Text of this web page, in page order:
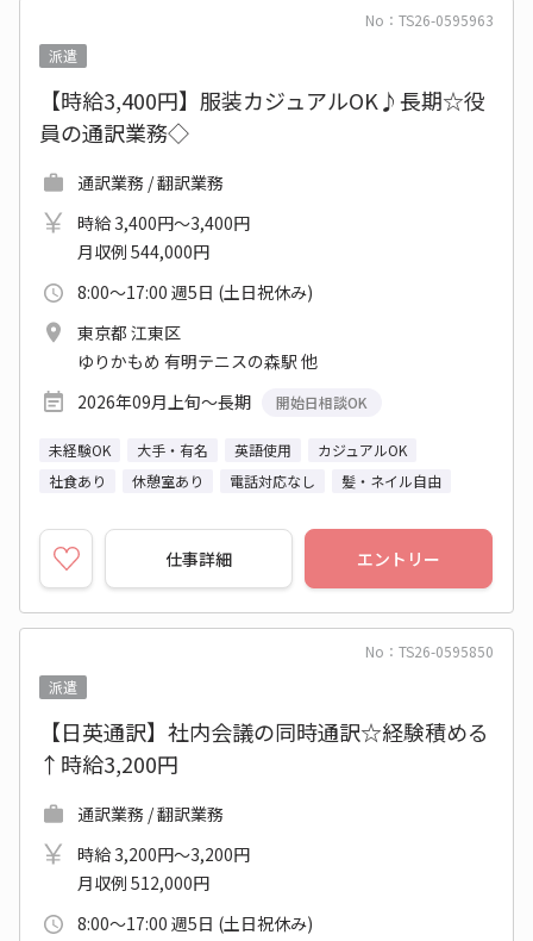
No：TS26-0595963
派遣
【時給3,400円】服装カジュアルOK♪長期☆役
員の通訳業務◇
通訳業務 / 翻訳業務
時給 3,400円～3,400円
月収例 544,000円
8:00～17:00 週5日 (土日祝休み)
東京都 江東区
ゆりかもめ 有明テニスの森駅 他
2026年09月上旬～長期
開始日相談OK
未経験OK 大手・有名 英語使用
カジュアルOK
社食あり
休憩室あり 電話対応なし 髪・ネイル自由
仕事詳細 エントリー
No：TS26-0595850
派遣
【日英通訳】社内会議の同時通訳☆経験積める
↑時給3,200円
通訳業務 / 翻訳業務
時給 3,200円～3,200円
月収例 512,000円
8:00～17:00 週5日 (土日祝休み)